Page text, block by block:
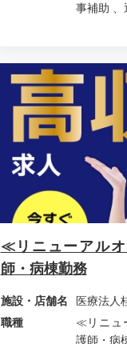
事補助 、
≪リニューアル
師・病棟勤務
施設・店舗名
医療法人
職種
≪リニュ
護師・病